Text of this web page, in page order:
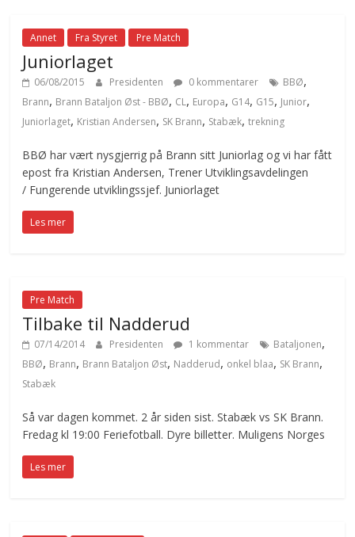
Annet Fra Styret Pre Match
Juniorlaget
06/08/2015 Presidenten 0 kommentarer BBØ,
Brann, Brann Bataljon Øst - BBØ, CL, Europa, G14, G15, Junior,
Juniorlaget, Kristian Andersen, SK Brann, Stabæk,trekning
BBØ har vært nysgjerrig på Brann sitt Juniorlag og vi har fått
epost fra Kristian Andersen, Trener Utviklingsavdelingen
/ Fungerende utviklingssjef. Juniorlaget
Les mer
Pre Match
Tilbake til Nadderud
07/14/2014 Presidenten 1 kommentar Bataljonen,
BBØ, Brann, Brann Bataljon Øst, Nadderud, onkel blaa, SK Brann,
Stabæk
Så var dagen kommet. 2 år siden sist. Stabæk vs SK Brann.
Fredag kl 19:00 Feriefotball. Dyre billetter. Muligens Norges
Les mer